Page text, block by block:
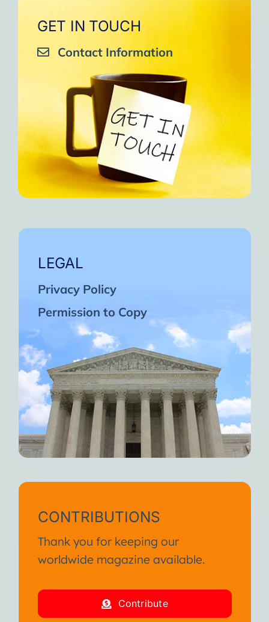
GET IN TOUCH
Contact Information
LEGAL
Privacy Policy
Permission to Copy
CONTRIBUTIONS
Thank you for keeping our
worldwide magazine available.
Contribute